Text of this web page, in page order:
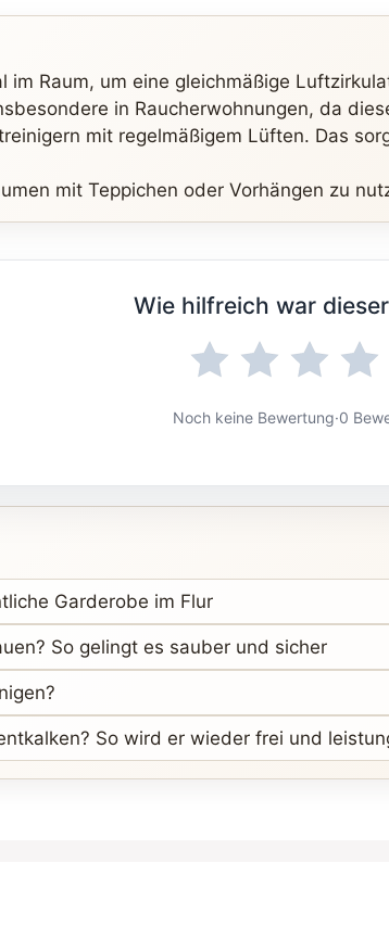
im Raum, um eine gleichmäßige
in Raucherwohnungen, da
mit regelmäßigem Lüften. Das
mit Teppichen oder Vorhängen zu
Wie hilfreich war
Noch keine Bewertung·0
Garderobe im Flur
So gelingt es sauber und sicher
So wird er wieder frei und